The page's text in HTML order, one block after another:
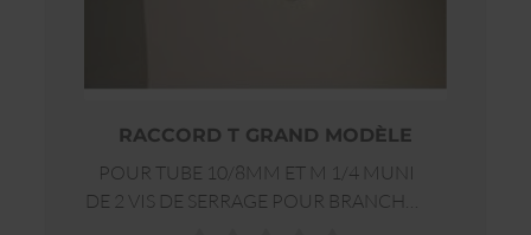
RACCORD T GRAND MODÈLE
POUR TUBE 10/8MM ET M 1/4 MUNI
DE 2 VIS DE SERRAGE POUR BRANCHER